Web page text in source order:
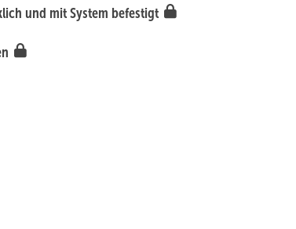
und mit System befestigt